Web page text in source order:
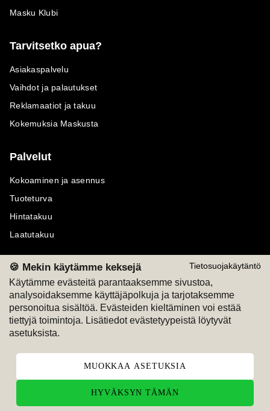
Tietosuojakäytäntö
🍪 Mekin käytämme keksejä
Käytämme evästeitä parantaaksemme sivustoa,
analysoidaksemme käyttäjäpolkuja ja tarjotaksemme
personoitua sisältöä. Evästeiden kieltäminen voi estää
tiettyjä toimintoja. Lisätiedot evästetyypeistä löytyvät
asetuksista.
MUOKKAA ASETUKSIA
HYVÄKSYN TÄMÄN
Masku Klubi
Tarvitsetko apua?
Asiakaspalvelu
Vaihdot ja palautukset
Reklamaatiot ja takuu
Kokemuksia Maskusta
Palvelut
Kokoaminen ja asennus
Tuoteturva
Hintatakuu
Laatutakuu
Maksutavat
M
Seuraa meitä